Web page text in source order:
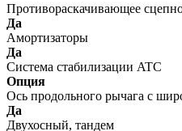
Противораскачивающее
Да
Амортизаторы
Да
Система стабилизации ATC
Опция
Ось продольного рычага с
Да
Двухосный, тандем